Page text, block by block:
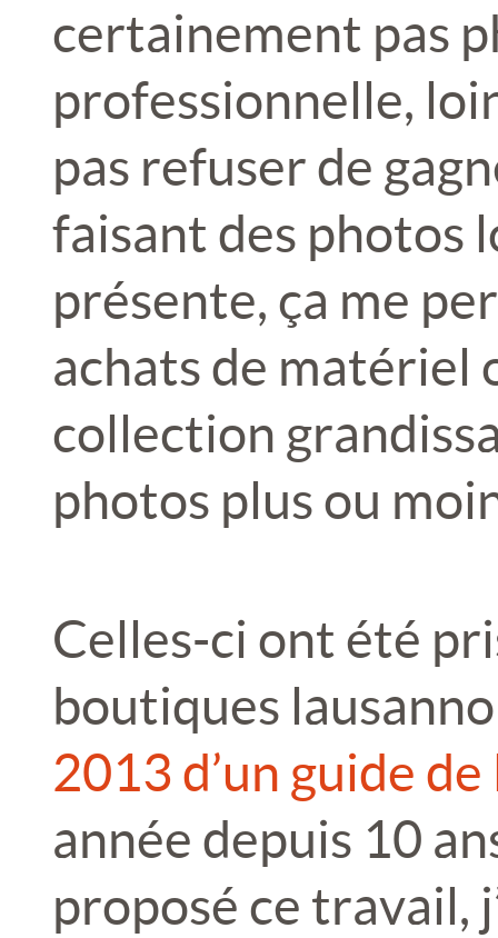
certainement pas
professionnelle,
pas refuser de
faisant des photos
présente, ça me
achats de matériel
collection
photos plus ou
Celles-ci ont été
boutiques
2013 d’un guide
année depuis 10
proposé ce travail,